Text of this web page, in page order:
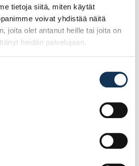
tietoja siitä, miten käytät
voivat yhdistää näitä
joita olet antanut heille tai joita on
heidän palvelujaan.